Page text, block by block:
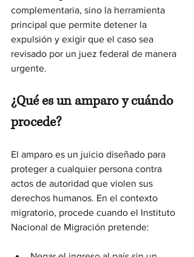
complementaria, sino la herramienta
principal que permite detener la
expulsión y exigir que el caso sea
revisado por un juez federal de manera
urgente.
¿Qué es un amparo y cuándo
procede?
El amparo es un juicio diseñado para
proteger a cualquier persona contra
actos de autoridad que violen sus
derechos humanos. En el contexto
migratorio, procede cuando el Instituto
Nacional de Migración pretende: